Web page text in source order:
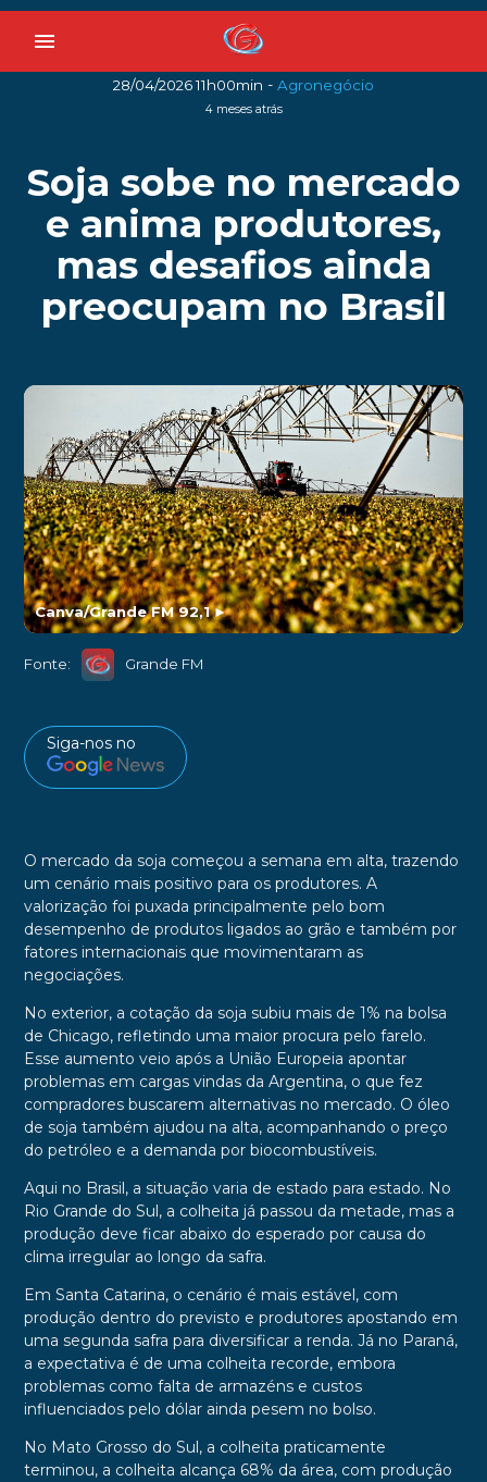
menu
28/04/2026 11h00min - Agronegócio
4 meses atrás
Soja sobe no mercado
e anima produtores,
mas desafios ainda
preocupam no Brasil
Canva/Grande FM 92,1►
Fonte: Grande FM
Siga-nos no
O mercado da soja começou a semana em alta, trazendo
um cenário mais positivo para os produtores. A
valorização foi puxada principalmente pelo bom
desempenho de produtos ligados ao grão e também por
fatores internacionais que movimentaram as
negociações.
No exterior, a cotação da soja subiu mais de 1% na bolsa
de Chicago, refletindo uma maior procura pelo farelo.
Esse aumento veio após a União Europeia apontar
problemas em cargas vindas da Argentina, o que fez
compradores buscarem alternativas no mercado. O óleo
de soja também ajudou na alta, acompanhando o preço
do petróleo e a demanda por biocombustíveis.
Aqui no Brasil, a situação varia de estado para estado. No
Rio Grande do Sul, a colheita já passou da metade, mas a
produção deve ficar abaixo do esperado por causa do
clima irregular ao longo da safra.
Em Santa Catarina, o cenário é mais estável, com
produção dentro do previsto e produtores apostando em
uma segunda safra para diversificar a renda. Já no Paraná,
a expectativa é de uma colheita recorde, embora
problemas como falta de armazéns e custos
influenciados pelo dólar ainda pesem no bolso.
No Mato Grosso do Sul, a colheita praticamente
terminou, a colheita alcança 68% da área, com produção